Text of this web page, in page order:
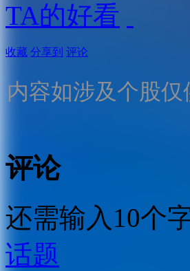
TA的好看
收藏 分享到 评论
内容如涉及个股
评论
还需输入10个
话题